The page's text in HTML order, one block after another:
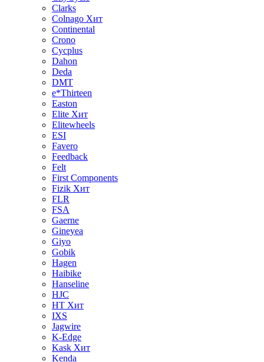
Clarks
Colnago Хит
Continental
Crono
Cycplus
Dahon
Deda
DMT
e*Thirteen
Easton
Elite Хит
Elitewheels
ESI
Favero
Feedback
Felt
First Components
Fizik Хит
FLR
FSA
Gaerne
Gineyea
Giyo
Gobik
Hagen
Haibike
Hanseline
HJC
HT Хит
IXS
Jagwire
K-Edge
Kask Хит
Kenda